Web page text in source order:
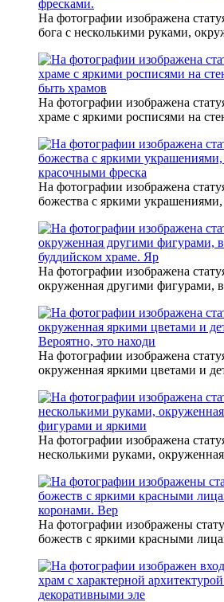
На фотографии изображена
бога с несколькими руками,
На фотографии изображена
храме с яркими росписями на
На фотографии изображена
божества с яркими
На фотографии изображена
окруженная другими фигурами,
На фотографии изображена
окруженная яркими цветами и
На фотографии изображена
несколькими руками,
На фотографии изображены
божеств с яркими красными